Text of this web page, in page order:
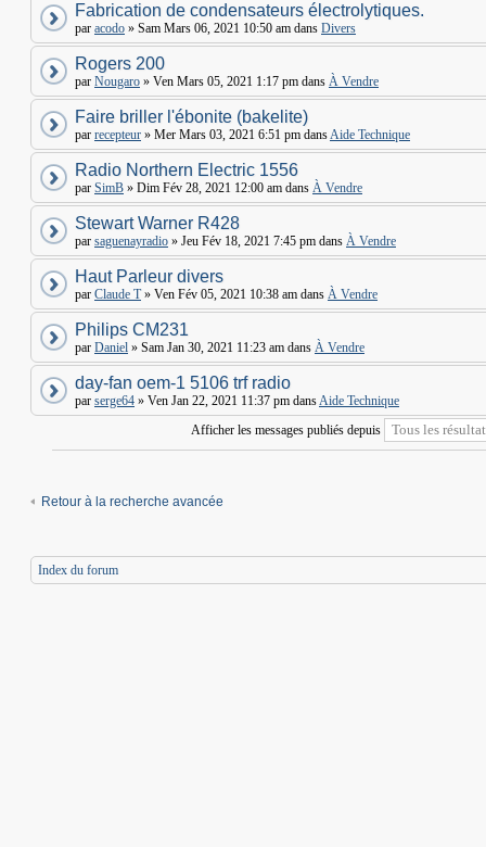
Fabrication de condensateurs électrolytiques.
par acodo » Sam Mars 06, 2021 10:50 am dans Divers
Rogers 200
par Nougaro » Ven Mars 05, 2021 1:17 pm dans À Vendre
Faire briller l'ébonite (bakelite)
par recepteur » Mer Mars 03, 2021 6:51 pm dansAide Technique
Radio Northern Electric 1556
par SimB » Dim Fév 28, 2021 12:00 am dans À Vendre
Stewart Warner R428
par saguenayradio » Jeu Fév 18, 2021 7:45 pm dans À Vendre
Haut Parleur divers
par Claude T» Ven Fév 05, 2021 10:38 am dans À Vendre
Philips CM231
par Daniel » Sam Jan 30, 2021 11:23 am dans À Vendre
day-fan oem-1 5106 trf radio
par serge64 » Ven Jan 22, 2021 11:37 pm dansAide Technique
Afficher les messages publiés depuis
Retour à la recherche avancée
Index du forum